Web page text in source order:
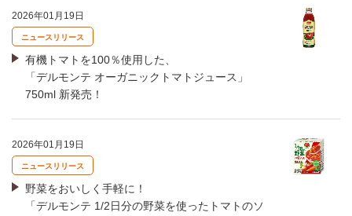
2026年01月19日
ニュースリリース
有機トマトを100％使用した、
「デルモンテ オーガニックトマトジュース」
750ml 新発売！
2026年01月19日
ニュースリリース
野菜をおいしく手軽に！
「デルモンテ 1/2日分の野菜を使ったトマトのソ